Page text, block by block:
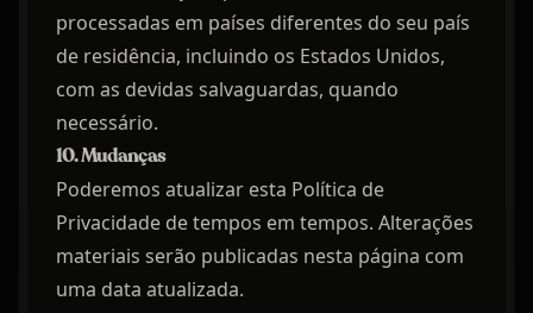
processadas em países diferentes do seu país
de residência, incluindo os Estados Unidos,
com as devidas salvaguardas, quando
necessário.
10. Mudanças
Poderemos atualizar esta Política de
Privacidade de tempos em tempos. Alterações
materiais serão publicadas nesta página com
uma data atualizada.